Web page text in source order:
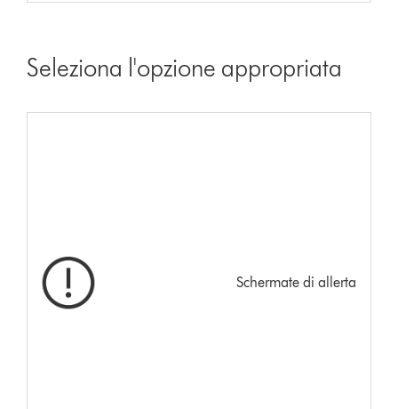
Seleziona l'opzione appropriata
Schermate di allerta